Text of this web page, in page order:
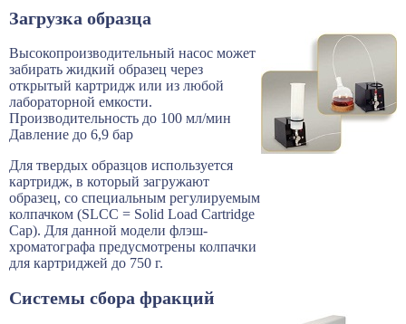
Загрузка образца
Высокопроизводительный насос может
забирать жидкий образец через
открытый картридж или из любой
лабораторной емкости.
Производительность до 100 мл/мин
Давление до 6,9 бар
Для твердых образцов используется
картридж, в который загружают
образец, со специальным регулируемым
колпачком (SLCC = Solid Load Cartridge
Cap). Для данной модели флэш-
хроматографа предусмотрены колпачки
для картриджей до 750 г.
Системы сбора фракций